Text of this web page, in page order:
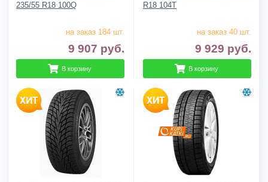
235/55 R18 100Q
на заказ 184 шт.
9 907 руб.
В корзину
R18 104T
на заказ 40 шт.
9 929 руб.
В корзину